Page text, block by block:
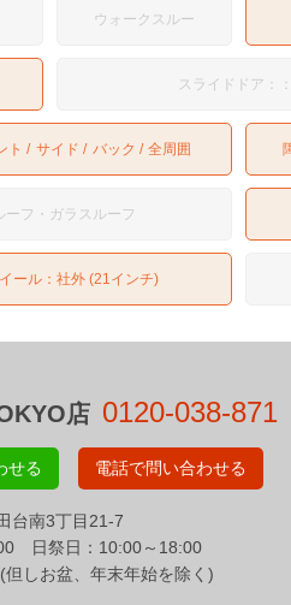
ウォークスルー
スライドドア：
ト サイド バック 全周囲
ーフ・ガラスルーフ
ール：社外 (21インチ)
店 0120-038-871
せる 電話で問い合わせる
台南3丁目21-7
日祭日：10:00～18:00
しお盆、年末年始を除く)